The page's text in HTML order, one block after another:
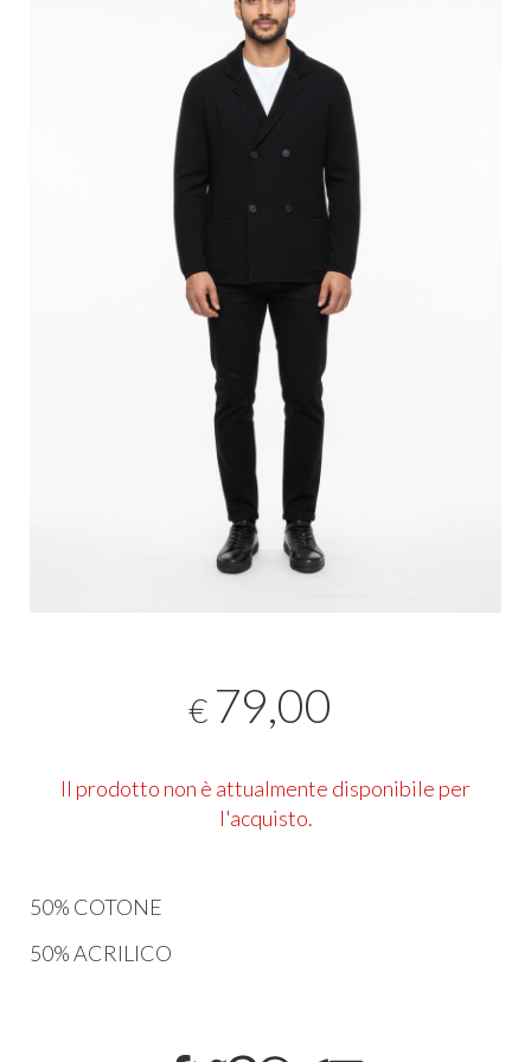
€ 79,00
Il prodotto non è attualmente disponibile per
l'acquisto.
50% COTONE
50% ACRILICO